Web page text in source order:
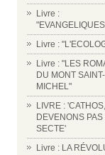
Livre :
Livre :
Livre : "LES
DU MONT SAINT-
MICHEL"
LIVRE :
DEVENONS
SECTE'
Livre : LA